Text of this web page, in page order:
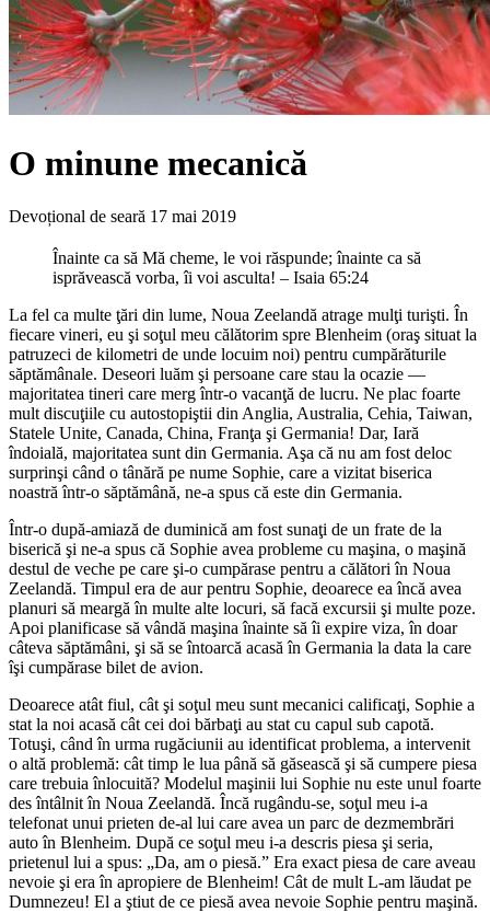
O minune mecanică
Devoțional de seară 17 mai 2019
Înainte ca să Mă cheme, le voi răspunde; înainte ca să
isprăvească vorba, îi voi asculta! – Isaia 65:24
La fel ca multe ţări din lume, Noua Zeelandă atrage mulţi turişti. În
fiecare vineri, eu şi soţul meu călătorim spre Blenheim (oraş situat la
patruzeci de kilometri de unde locuim noi) pentru cumpărăturile
săptămânale. Deseori luăm şi persoane care stau la ocazie —
majoritatea tineri care merg într-o vacanţă de lucru. Ne plac foarte
mult discuţiile cu autostopiştii din Anglia, Australia, Cehia, Taiwan,
Statele Unite, Canada, China, Franţa şi Germania! Dar, Iară
îndoială, majoritatea sunt din Germania. Aşa că nu am fost deloc
surprinşi când o tânără pe nume Sophie, care a vizitat biserica
noastră într-o săptămână, ne-a spus că este din Germania.
Într-o după-amiază de duminică am fost sunaţi de un frate de la
biserică şi ne-a spus că Sophie avea probleme cu maşina, o maşină
destul de veche pe care şi-o cumpărase pentru a călători în Noua
Zeelandă. Timpul era de aur pentru Sophie, deoarece ea încă avea
planuri să meargă în multe alte locuri, să facă excursii şi multe poze.
Apoi planificase să vândă maşina înainte să îi expire viza, în doar
câteva săptămâni, şi să se întoarcă acasă în Germania la data la care
îşi cumpărase bilet de avion.
Deoarece atât fiul, cât şi soţul meu sunt mecanici calificaţi, Sophie a
stat la noi acasă cât cei doi bărbaţi au stat cu capul sub capotă.
Totuşi, când în urma rugăciunii au identificat problema, a intervenit
o altă problemă: cât timp le lua până să găsească şi să cumpere piesa
care trebuia înlocuită? Modelul maşinii lui Sophie nu este unul foarte
des întâlnit în Noua Zeelandă. Încă rugându-se, soţul meu i-a
telefonat unui prieten de-al lui care avea un parc de dezmembrări
auto în Blenheim. După ce soţul meu i-a descris piesa şi seria,
prietenul lui a spus: „Da, am o piesă.” Era exact piesa de care aveau
nevoie şi era în apropiere de Blenheim! Cât de mult L-am lăudat pe
Dumnezeu! El a ştiut de ce piesă avea nevoie Sophie pentru maşină.